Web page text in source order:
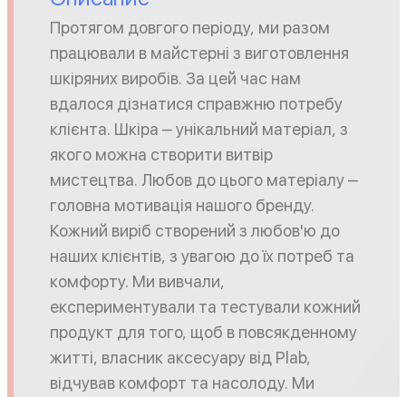
Протягом довгого періоду, ми разом
працювали в майстерні з виготовлення
шкіряних виробів. За цей час нам
вдалося дізнатися справжню потребу
клієнта. Шкіра ⎼ унікальний матеріал, з
якого можна створити витвір
мистецтва. Любов до цього матеріалу ⎼
головна мотивація нашого бренду.
Кожний виріб створений з любов'ю до
наших клієнтів, з увагою до їх потреб та
комфорту. Ми вивчали,
експериментували та тестували кожний
продукт для того, щоб в повсякденному
житті, власник аксесуару від Plab,
відчував комфорт та насолоду. Ми